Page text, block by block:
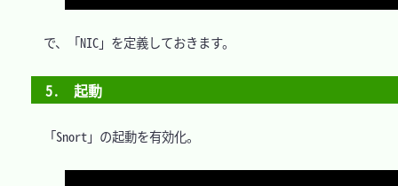
で、「NIC」を定義しておきます。
5.　起動
「Snort」の起動を有効化。